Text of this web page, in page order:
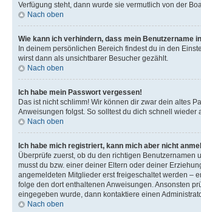
Verfügung steht, dann wurde sie vermutlich von der
Nach oben
Wie kann ich verhindern, dass mein Benutzername
In deinem persönlichen Bereich findest du in den
wirst dann als unsichtbarer Besucher gezählt.
Nach oben
Ich habe mein Passwort vergessen!
Das ist nicht schlimm! Wir können dir zwar dein altes
Anweisungen folgst. So solltest du dich schnell wieder
Nach oben
Ich habe mich registriert, kann mich aber nicht
Überprüfe zuerst, ob du den richtigen
musst du bzw. einer deiner Eltern oder deiner
angemeldeten Mitglieder erst freigeschaltet werden –
folge den dort enthaltenen Anweisungen. Ansonsten
eingegeben wurde, dann kontaktiere einen
Nach oben